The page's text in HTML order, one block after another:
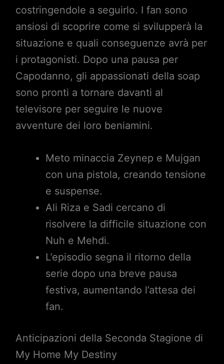
costringendole a seguirlo. I fan sono
ansiosi di scoprire come si svilupperà la
situazione e quali conseguenze avrà per
i protagonisti. Dopo una pausa per
Capodanno, gli appassionati della soap
sono pronti a tornare davanti al
televisore per seguire le nuove
avventure dei loro beniamini.
Meto minaccia Zeynep e Mujgan
con una pistola, creando tensione
e suspense.
Ali Riza e Sadi cercano di
risolvere la difficile situazione con
Nuh e Mehdi.
L’episodio segna il ritorno della
serie dopo una breve pausa
festiva, aumentando l’attesa dei
fan.
Anticipazioni della Seconda Stagione di
My Home My Destiny